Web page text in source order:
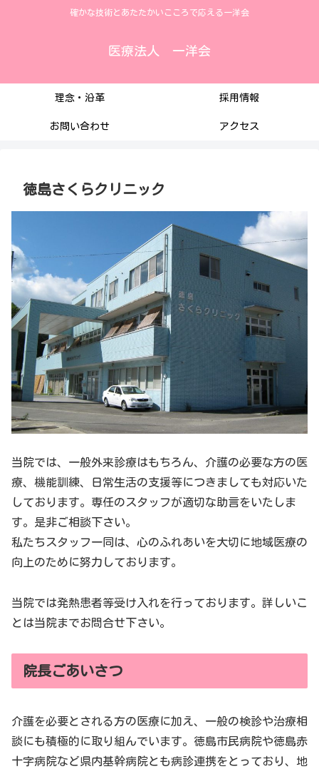
確かな技術とあたたかいこころで応える一洋会
医療法人 一洋会
理念・沿革 採用情報
お問い合わせ アクセス
徳島さくらクリニック
当院では、一般外来診療はもちろん、介護の必要な方の医
療、機能訓練、日常生活の支援等につきましても対応いた
しております。専任のスタッフが適切な助言をいたしま
す。是非ご相談下さい。
私たちスタッフ一同は、心のふれあいを大切に地域医療の
向上のために努力しております。
当院では発熱患者等受け入れを行っております。詳しいこ
とは当院までお問合せ下さい。
院長ごあいさつ
介護を必要とされる方の医療に加え、一般の検診や治療相
談にも積極的に取り組んでいます。徳島市民病院や徳島赤
十字病院など県内基幹病院とも病診連携をとっており、地